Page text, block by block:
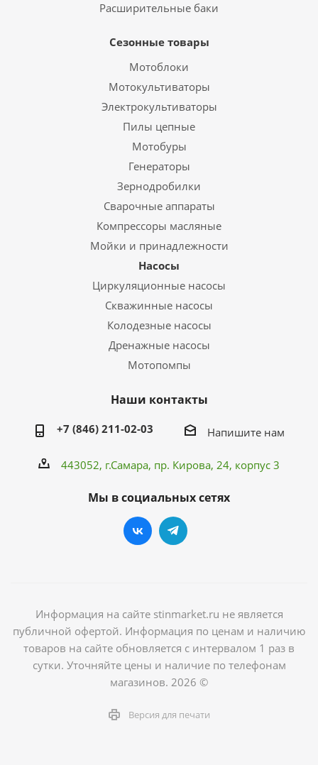
Расширительные баки
Сезонные товары
Мотоблоки
Мотокультиваторы
Электрокультиваторы
Пилы цепные
Мотобуры
Генераторы
Зернодробилки
Сварочные аппараты
Компрессоры масляные
Мойки и принадлежности
Насосы
Циркуляционные насосы
Скважинные насосы
Колодезные насосы
Дренажные насосы
Мотопомпы
Наши контакты
+7 (846) 211-02-03 Напишите нам
443052, г.Самара, пр. Кирова, 24, корпус 3
Мы в социальных сетях
Информация на сайте stinmarket.ru не является
публичной офертой. Информация по ценам и наличию
товаров на сайте обновляется с интервалом 1 раз в
сутки. Уточняйте цены и наличие по телефонам
магазинов. 2026 ©
Версия для печати